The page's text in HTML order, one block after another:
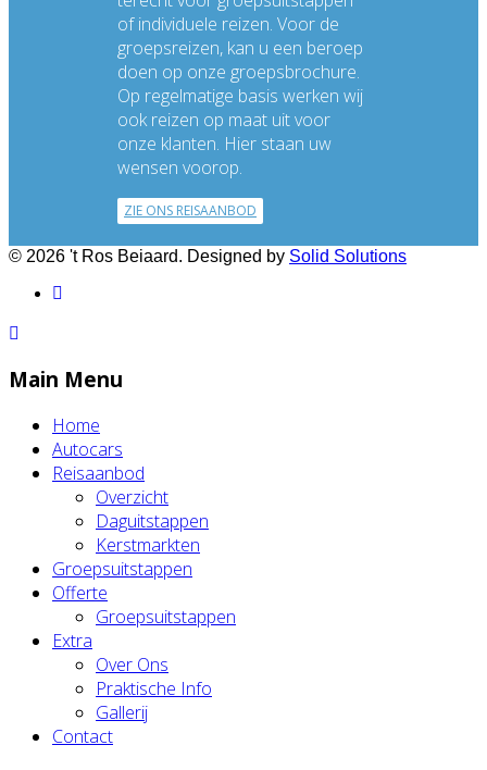
of individuele reizen. Voor de
groepsreizen, kan u een beroep
doen op onze groepsbrochure.
Op regelmatige basis werken wij
ook reizen op maat uit voor
onze klanten. Hier staan uw
wensen voorop.
ZIE ONS REISAANBOD
© 2026 't Ros Beiaard. Designed by Solid Solutions
Main Menu
Home
Autocars
Reisaanbod
Overzicht
Daguitstappen
Kerstmarkten
Groepsuitstappen
Offerte
Groepsuitstappen
Extra
Over Ons
Praktische Info
Gallerij
Contact